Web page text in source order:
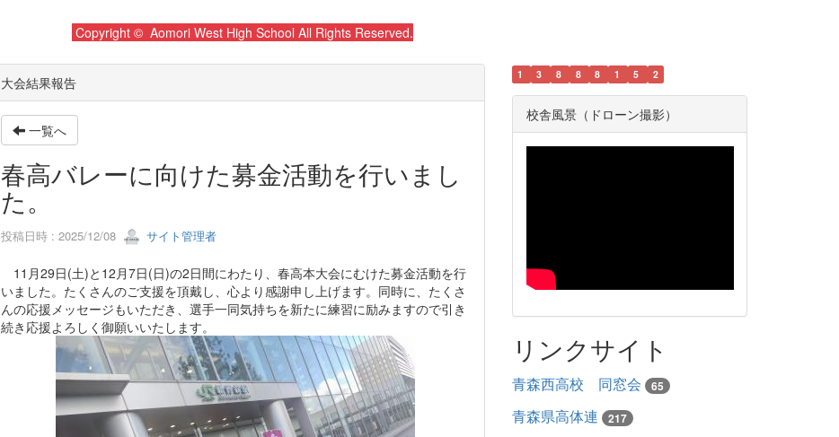
Copyright © Aomori West High School All Rights Reserved.
大会結果報告
一覧へ
春高バレーに向けた募金活動を行いまし
た。
投稿日時 : 2025/12/08 サイト管理者
11月29日(土)と12月7日(日)の2日間にわたり、春高本大会にむけた募金活動を行
いました。たくさんのご支援を頂戴し、心より感謝申し上げます。同時に、たくさ
んの応援メッセージもいただき、選手一同気持ちを新たに練習に励みますので引き
続き応援よろしく御願いいたします。
1 3 8 8 8 1 5 2
校舎風景（ドローン撮影）
リンクサイト
青森西高校 同窓会 65
青森県高体連 217